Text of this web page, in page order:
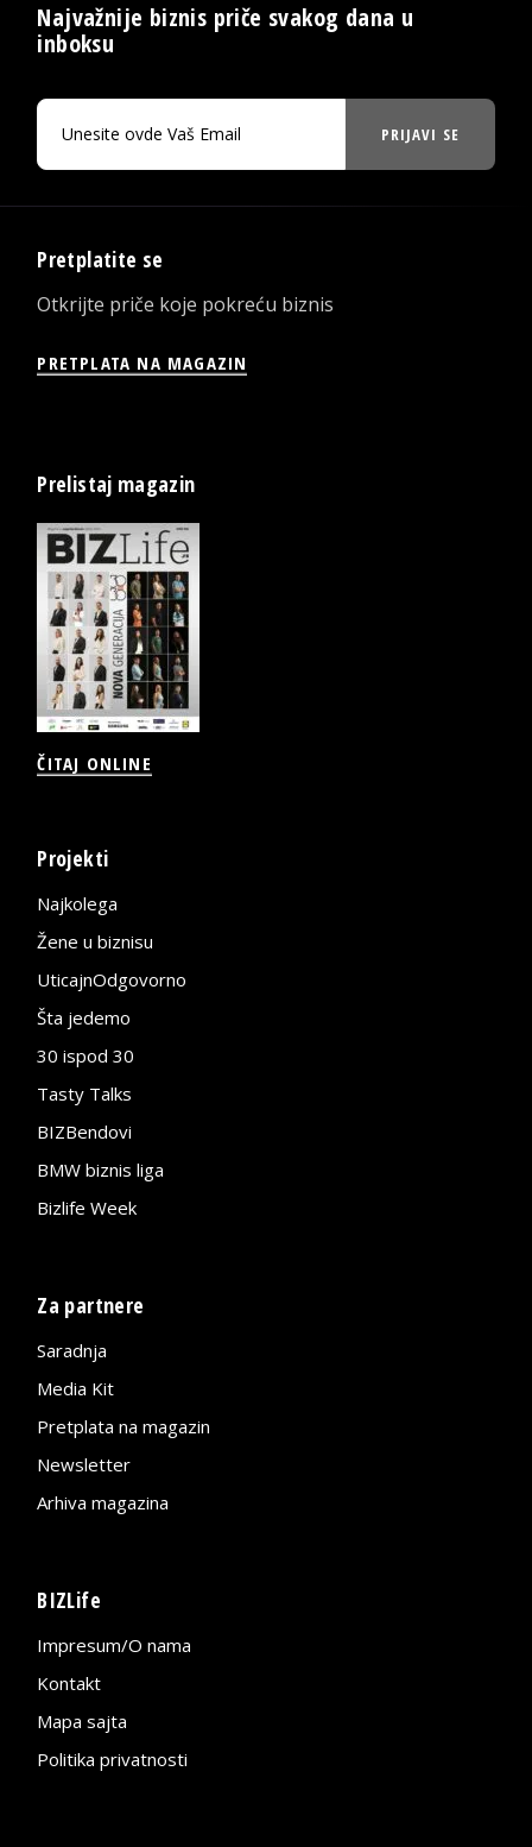
Najvažnije biznis priče svakog dana u
inboksu
PRIJAVI SE
Pretplatite se
Otkrijte priče koje pokreću biznis
PRETPLATA NA MAGAZIN
Prelistaj magazin
ČITAJ ONLINE
Projekti
Najkolega
Žene u biznisu
UticajnOdgovorno
Šta jedemo
30 ispod 30
Tasty Talks
BIZBendovi
BMW biznis liga
Bizlife Week
Za partnere
Saradnja
Media Kit
Pretplata na magazin
Newsletter
Arhiva magazina
BIZLife
Impresum/O nama
Kontakt
Mapa sajta
Politika privatnosti